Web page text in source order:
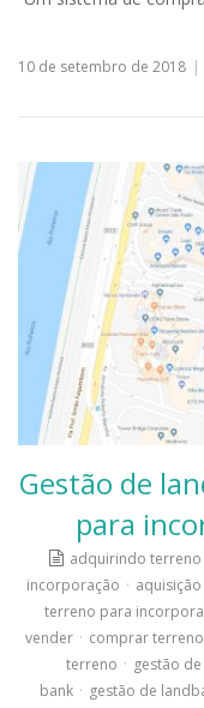
10 de setembro de 2018 |
Gestão de
para
adquirindo
incorporação ·
terreno para
vender · comprar
terreno · gestão
bank · gestão de